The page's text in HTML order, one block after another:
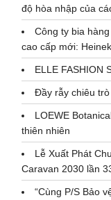
độ hòa nhập của
Công ty bia
cao cấp mới:
ELLE FASHION
Đầy rẫy chiêu
LOEWE
thiên nhiên
Lễ Xuất Phát
Caravan 2030 lần
“Cùng P/S Bảo